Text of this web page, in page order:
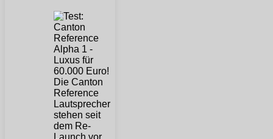
Die Canton
Reference
Lautsprecher
stehen seit
dem Re-